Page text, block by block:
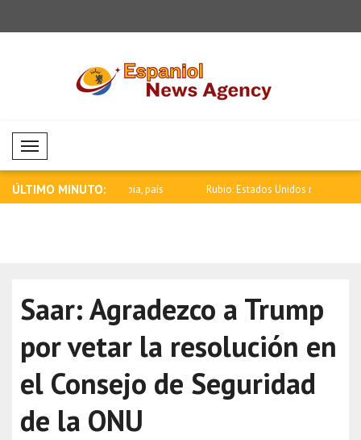
Mobil Menü
ÚLTIMO MINUTO:
a Colombia, país Rubio: Estados Unidos no tolerará a un
Saar: Agradezco a Trump
por vetar la resolución en
el Consejo de Seguridad
de la ONU